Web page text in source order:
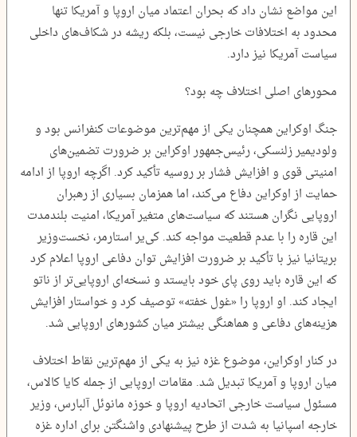
این مواضع نشان داد که بحران اعتماد میان اروپا و آمریکا تنها
محدود به اختلافات خارجی نیست، بلکه ریشه در شکاف‌های داخلی
سیاست آمریکا نیز دارد.
محورهای اصلی اختلاف چه بود؟
جنگ اوکراین همچنان یکی از مهم‌ترین موضوعات کنفرانس بود و
ولودیمیر زلنسکی، رئیس‌جمهور اوکراین بر ضرورت تضمین‌های
امنیتی قوی و افزایش فشار بر روسیه تأکید کرد. اگرچه اروپا از ادامه
حمایت از اوکراین دفاع می‌کند، اما همزمان بسیاری از رهبران
اروپایی نگران هستند که سیاست‌های متغیر آمریکا، امنیت بلندمدت
این قاره را با عدم قطعیت مواجه کند. کی‌یر استارمر، نخست‌وزیر
بریتانیا نیز با تأکید بر ضرورت افزایش توان دفاعی اروپا اعلام کرد
که این قاره باید روی پای خود بایستد و نسخه‌ای اروپایی‌تر از ناتو
ایجاد کند. او اروپا را «غول خفته» توصیف کرد و خواستار افزایش
هزینه‌های دفاعی و هماهنگی بیشتر میان کشورهای اروپایی شد.
در کنار اوکراین، موضوع غزه نیز به یکی از مهم‌ترین نقاط اختلاف
میان اروپا و آمریکا تبدیل شد. مقامات اروپایی از جمله کایا کالاس،
مسئول سیاست خارجی اتحادیه اروپا و خوزه مانوئل آلبارس، وزیر
خارجه اسپانیا به ‌شدت از طرح پیشنهادی واشنگتن برای اداره غزه